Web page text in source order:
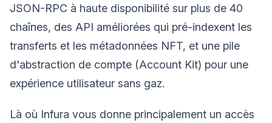
JSON-RPC à haute disponibilité sur plus de 40
chaînes, des API améliorées qui pré-indexent les
transferts et les métadonnées NFT, et une pile
d'abstraction de compte (Account Kit) pour une
expérience utilisateur sans gaz.
Là où Infura vous donne principalement un accès